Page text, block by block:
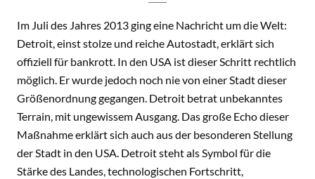
Im Juli des Jahres 2013 ging eine Nachricht um die Welt:
Detroit, einst stolze und reiche Autostadt, erklärt sich
offiziell für bankrott. In den USA ist dieser Schritt rechtlich
möglich. Er wurde jedoch noch nie von einer Stadt dieser
Größenordnung gegangen. Detroit betrat unbekanntes
Terrain, mit ungewissem Ausgang. Das große Echo dieser
Maßnahme erklärt sich auch aus der besonderen Stellung
der Stadt in den USA. Detroit steht als Symbol für die
Stärke des Landes, technologischen Fortschritt,